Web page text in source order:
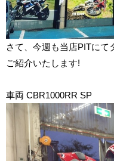
さて、今週も当店PITにて
ご紹介いたします!
車両 CBR1000RR SP